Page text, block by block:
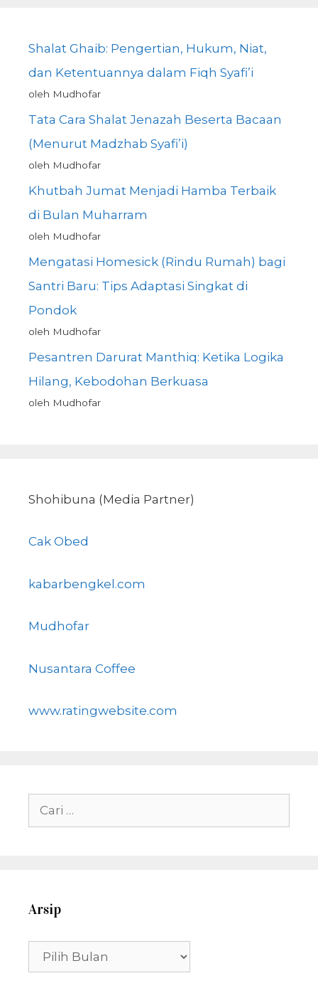
Shalat Ghaib: Pengertian, Hukum, Niat,
dan Ketentuannya dalam Fiqh Syafi’i
oleh Mudhofar
Tata Cara Shalat Jenazah Beserta Bacaan
(Menurut Madzhab Syafi’i)
oleh Mudhofar
Khutbah Jumat Menjadi Hamba Terbaik
di Bulan Muharram
oleh Mudhofar
Mengatasi Homesick (Rindu Rumah) bagi
Santri Baru: Tips Adaptasi Singkat di
Pondok
oleh Mudhofar
Pesantren Darurat Manthiq: Ketika Logika
Hilang, Kebodohan Berkuasa
oleh Mudhofar
Shohibuna (Media Partner)
Cak Obed
kabarbengkel.com
Mudhofar
Nusantara Coffee
www.ratingwebsite.com
Cari
untuk:
Arsip
Arsip